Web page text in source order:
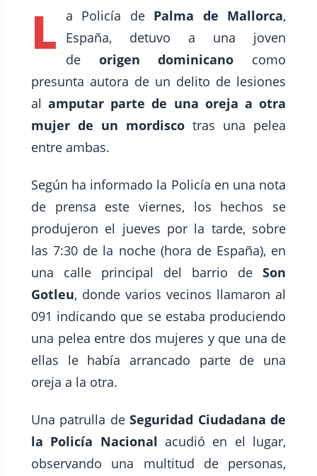
L a Policía de Palma de Mallorca,
España, detuvo a una joven
de origen dominicano como
presunta autora de un delito de lesiones
alamputar parte de una oreja a otra
mujer de un mordisco tras una pelea
entre ambas.
Según ha informado la Policía en una nota
de prensa este viernes, los hechos se
produjeron el jueves por la tarde, sobre
las 7:30 de la noche (hora de España), en
una calle principal del barrio de Son
Gotleu, donde varios vecinos llamaron al
091 indicando que se estaba produciendo
una pelea entre dos mujeres y que una de
ellas le había arrancado parte de una
oreja a la otra.
Una patrulla deSeguridad Ciudadana de
la Policía Nacional acudió en el lugar,
observando una multitud de personas,